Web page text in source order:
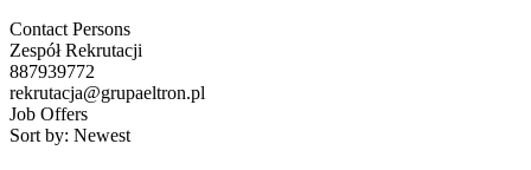
Contact Persons
Zespół Rekrutacji
887939772
rekrutacja@grupaeltron.pl
Job Offers
Sort by: Newest